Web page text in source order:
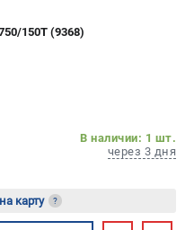
150T (9368)
В наличии: 1 шт.
через 3 дня
карту ?